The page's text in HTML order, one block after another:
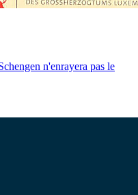
n'enrayera pas le